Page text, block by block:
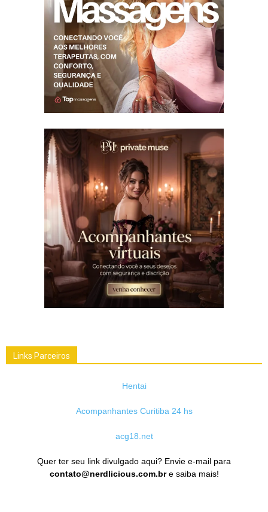
Links Parceiros
Hentai
Acompanhantes Curitiba 24 hs
acg18.net
Quer ter seu link divulgado aqui? Envie e-mail para
contato@nerdlicious.com.bre saiba mais!